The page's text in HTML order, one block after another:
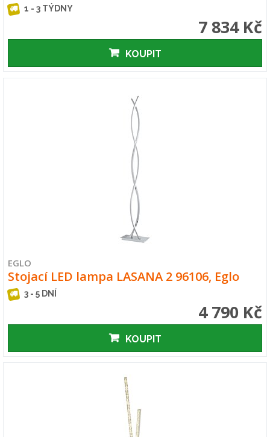
1 - 3 TÝDNY
7 834 Kč
KOUPIT
EGLO
Stojací LED lampa LASANA 2 96106, Eglo
3 - 5 DNÍ
4 790 Kč
KOUPIT